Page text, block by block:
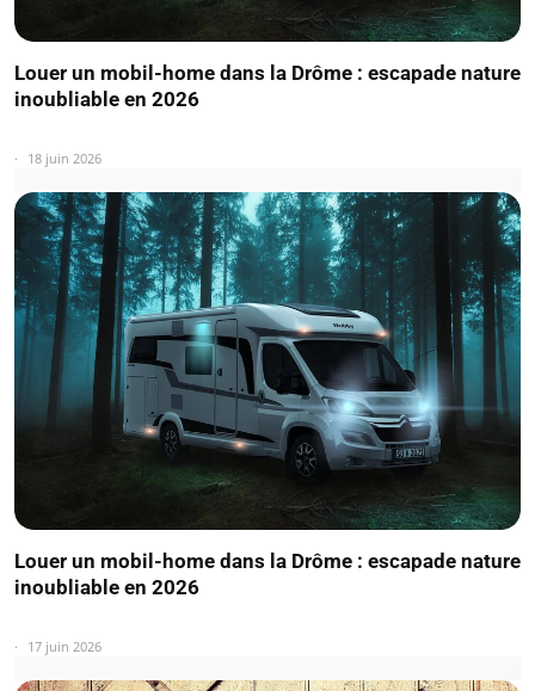
Louer un mobil-home dans la Drôme : escapade nature
inoubliable en 2026
18 juin 2026
Louer un mobil-home dans la Drôme : escapade nature
inoubliable en 2026
17 juin 2026